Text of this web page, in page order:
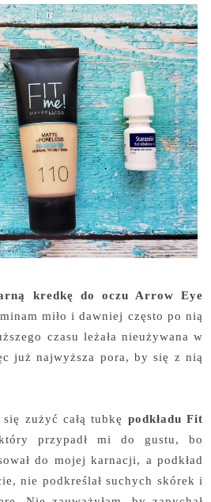
kredkę do oczu Arrow Eye
miło i dawniej często po nią
czasu leżała nieużywana w
już najwyższa pora, by się z nią
zużyć całą tubkę podkładu Fit
przypadł mi do gustu, bo
do mojej karnacji, a podkład
nie podkreślał suchych skórek i